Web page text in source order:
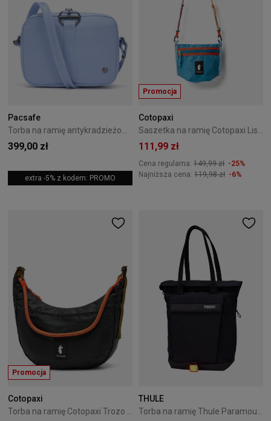
Pacsafe
399,00 zł
extra -5% z kodem: PROMO
Promocja
Cotopaxi
111,99 zł
Cena regularna: 149,99 zł -25%
Najniższa cena: 119,98 zł -6%
Promocja
Cotopaxi
Torba na ramię Cotopaxi Trozo Shoulder Bag 8L Black
THULE
Torba na ramię Thule Paramount Tote Bag 22l Czarna